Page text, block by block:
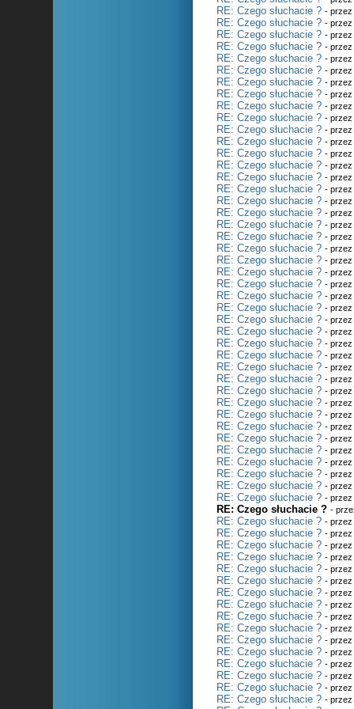
RE: Czego słuchacie ? -
RE: Czego słuchacie ? -
RE: Czego słuchacie ? -
RE: Czego słuchacie ? - przez
RE: Czego słuchacie ? -
RE: Czego słuchacie ? -
RE: Czego słuchacie ? -
RE: Czego słuchacie ? - przez
RE: Czego słuchacie ? - przez
RE: Czego słuchacie ? -
RE: Czego słuchacie ? - przez
RE: Czego słuchacie ? -
RE: Czego słuchacie ? -
RE: Czego słuchacie ? -
RE: Czego słuchacie ? -
RE: Czego słuchacie ? - przez
RE: Czego słuchacie ? - przez
RE: Czego słuchacie ? -
RE: Czego słuchacie ? -
RE: Czego słuchacie ? -
RE: Czego słuchacie ? - przez
RE: Czego słuchacie ? -
RE: Czego słuchacie ? - przez
RE: Czego słuchacie ? -
RE: Czego słuchacie ? -
RE: Czego słuchacie ? - przez
RE: Czego słuchacie ? -
RE: Czego słuchacie ? -
RE: Czego słuchacie ? -
RE: Czego słuchacie ? -
RE: Czego słuchacie ? -
RE: Czego słuchacie ? - przez
RE: Czego słuchacie ? - przez
RE: Czego słuchacie ? -
RE: Czego słuchacie ? -
RE: Czego słuchacie ? -
RE: Czego słuchacie ? -
RE: Czego słuchacie ? -
RE: Czego słuchacie ? -
RE: Czego słuchacie ? -
RE: Czego słuchacie ? -
RE: Czego słuchacie ? -
RE: Czego słuchacie ? -
RE: Czego słuchacie ? -
RE: Czego słuchacie ? -
RE: Czego słuchacie ? -
RE: Czego słuchacie ? - przez
RE: Czego słuchacie ? -
RE: Czego słuchacie ? -
RE: Czego słuchacie ? -
RE: Czego słuchacie ? -
RE: Czego słuchacie ? -
RE: Czego słuchacie ? -
RE: Czego słuchacie ? -
RE: Czego słuchacie ? -
RE: Czego słuchacie ? - przez
RE: Czego słuchacie ? -
RE: Czego słuchacie ? -
RE: Czego słuchacie ? -